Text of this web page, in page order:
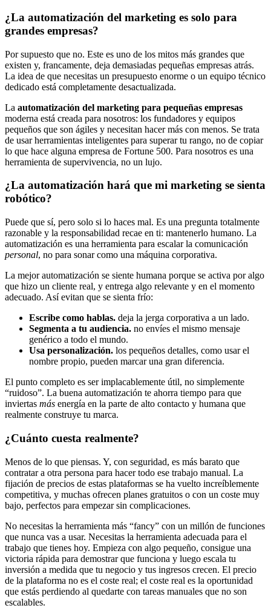
¿La automatización del marketing es solo para
grandes empresas?
Por supuesto que no. Este es uno de los mitos más grandes que
existen y, francamente, deja demasiadas pequeñas empresas atrás.
La idea de que necesitas un presupuesto enorme o un equipo técnico
dedicado está completamente desactualizada.
La automatización del marketing para pequeñas empresas
moderna está creada para nosotros: los fundadores y equipos
pequeños que son ágiles y necesitan hacer más con menos. Se trata
de usar herramientas inteligentes para superar tu rango, no de copiar
lo que hace alguna empresa de Fortune 500. Para nosotros es una
herramienta de supervivencia, no un lujo.
¿La automatización hará que mi marketing se sienta
robótico?
Puede que sí, pero solo si lo haces mal. Es una pregunta totalmente
razonable y la responsabilidad recae en ti: mantenerlo humano. La
automatización es una herramienta para escalar la comunicación
personal, no para sonar como una máquina corporativa.
La mejor automatización se siente humana porque se activa por algo
que hizo un cliente real, y entrega algo relevante y en el momento
adecuado. Así evitan que se sienta frío:
Escribe como hablas. deja la jerga corporativa a un lado.
Segmenta a tu audiencia. no envíes el mismo mensaje
genérico a todo el mundo.
Usa personalización. los pequeños detalles, como usar el
nombre propio, pueden marcar una gran diferencia.
El punto completo es ser implacablemente útil, no simplemente
“ruidoso”. La buena automatización te ahorra tiempo para que
inviertas más energía en la parte de alto contacto y humana que
realmente construye tu marca.
¿Cuánto cuesta realmente?
Menos de lo que piensas. Y, con seguridad, es más barato que
contratar a otra persona para hacer todo ese trabajo manual. La
fijación de precios de estas plataformas se ha vuelto increíblemente
competitiva, y muchas ofrecen planes gratuitos o con un coste muy
bajo, perfectos para empezar sin complicaciones.
No necesitas la herramienta más “fancy” con un millón de funciones
que nunca vas a usar. Necesitas la herramienta adecuada para el
trabajo que tienes hoy. Empieza con algo pequeño, consigue una
victoria rápida para demostrar que funciona y luego escala tu
inversión a medida que tu negocio y tus ingresos crecen. El precio
de la plataforma no es el coste real; el coste real es la oportunidad
que estás perdiendo al quedarte con tareas manuales que no son
escalables.